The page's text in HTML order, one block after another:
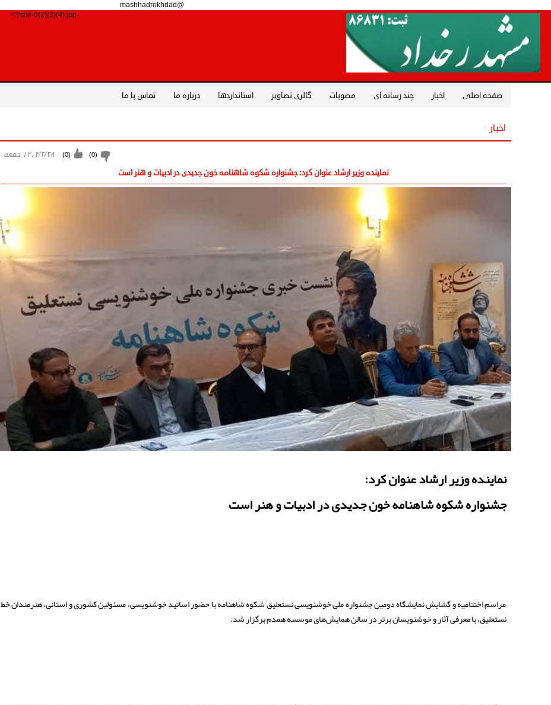
@mashhadrokhdad
-site-0(2)(3)(4).jpg')">
صفحه اصلی اخبار چند رسانه ای مصوبات گالری تصاویر استانداردها درباره ما تماس با ما
اخبار »
۱۴۰۳/۲/۲۸ جمعه (
0
) (
0
)
نماینده وزیر ارشاد عنوان کرد: جشنواره شکوه شاهنامه خون جدیدی در ادبیات و هنر است
نماینده وزیر ارشاد عنوان کرد:
جشنواره شکوه شاهنامه خون جدیدی در ادبیات و هنر است
مراسم اختتامیه و گشایش نمایشگاه دومین جشنواره ملی خوشنویسی نستعلیق شکوه شاهنامه با حضور اساتید خوشنویسی، مسئولین کشوری و استانی، هنرمندان خط
نستعلیق، با معرفی آثار و خوشنویسان برتر در سالن همایش‌های موسسه همدم برگزار شد.